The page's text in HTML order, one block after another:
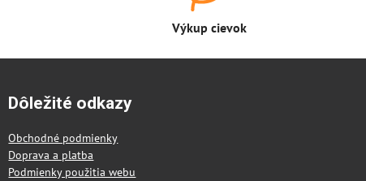
Výkup cievok
Dôležité odkazy
Obchodné podmienky
Doprava a platba
Podmienky použitia webu